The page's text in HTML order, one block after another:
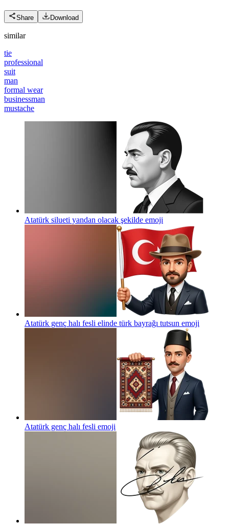
Share Download
similar
tie
professional
suit
man
formal wear
businessman
mustache
Atatürk silueti yandan olacak şekilde emoji
Atatürk genç halı fesli elinde türk bayrağı tutsun emoji
Atatürk genç halı fesli emoji